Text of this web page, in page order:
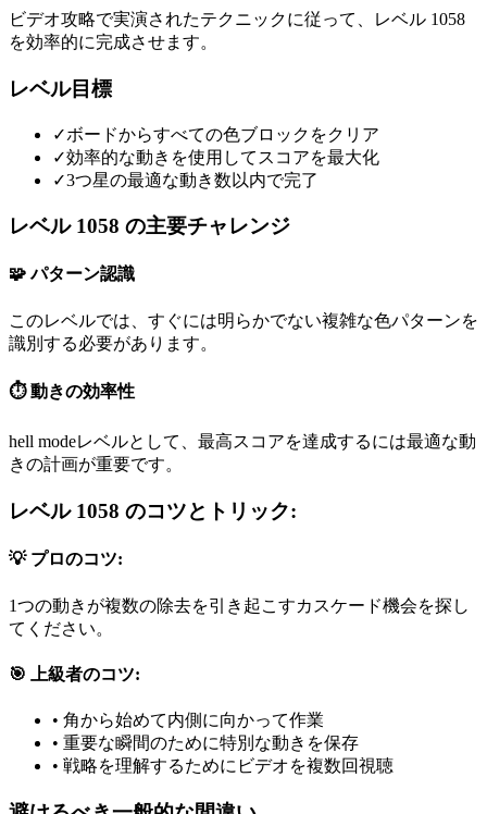
ビデオ攻略で実演されたテクニックに従って、レベル 1058
を効率的に完成させます。
レベル目標
✓ボードからすべての色ブロックをクリア
✓効率的な動きを使用してスコアを最大化
✓3つ星の最適な動き数以内で完了
レベル 1058 の主要チャレンジ
🧩 パターン認識
このレベルでは、すぐには明らかでない複雑な色パターンを
識別する必要があります。
⏱️ 動きの効率性
hell modeレベルとして、最高スコアを達成するには最適な動
きの計画が重要です。
レベル 1058 のコツとトリック:
💡 プロのコツ:
1つの動きが複数の除去を引き起こすカスケード機会を探し
てください。
🎯 上級者のコツ:
• 角から始めて内側に向かって作業
• 重要な瞬間のために特別な動きを保存
• 戦略を理解するためにビデオを複数回視聴